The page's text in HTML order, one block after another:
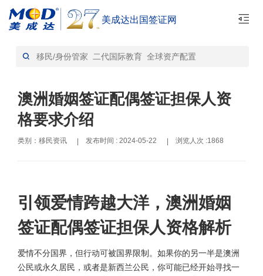
美成达出国签证网
首页> 移民资讯-资讯
澳洲婚姻签证配偶签证担保人资
格要求介绍
类别：移民资讯 | 发布时间 : 2024-05-22 | 浏览人次 :1868
引领爱情跨越大洋，澳洲婚姻
签证配偶签证担保人资格解析
爱情不分国界，但行动可被国界限制。如果你的另一半是澳洲
公民或永久居民，或者是新西兰公民，你可能已经开始寻找一